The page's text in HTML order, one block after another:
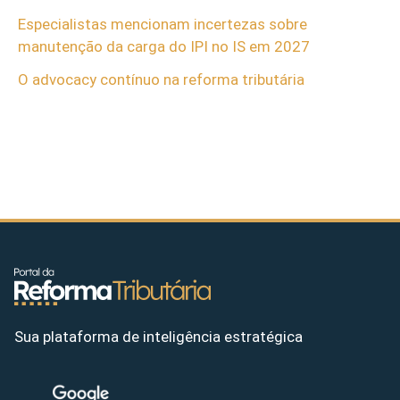
Especialistas mencionam incertezas sobre
manutenção da carga do IPI no IS em 2027
O advocacy contínuo na reforma tributária
Sua plataforma de inteligência estratégica